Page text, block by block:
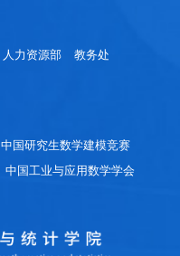
人力资源部
教务处
中国研究生数学建模竞赛
中国工业与应用数学学会